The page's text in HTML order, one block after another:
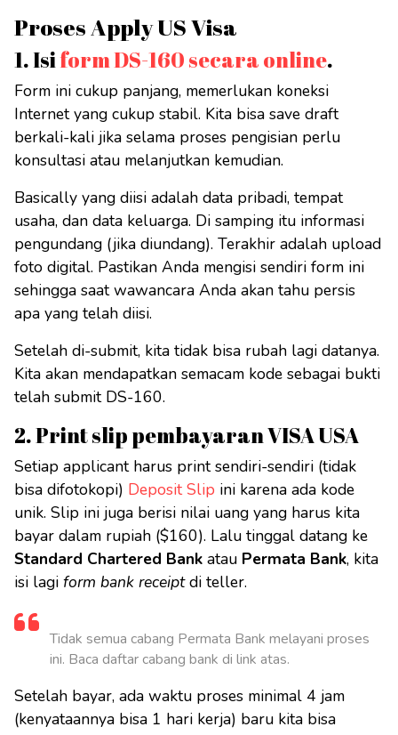
Proses Apply US Visa
1. Isiform DS-160 secara online.
Form ini cukup panjang, memerlukan koneksi
Internet yang cukup stabil. Kita bisa save draft
berkali-kali jika selama proses pengisian perlu
konsultasi atau melanjutkan kemudian.
Basically yang diisi adalah data pribadi, tempat
usaha, dan data keluarga. Di samping itu informasi
pengundang (jika diundang). Terakhir adalah upload
foto digital. Pastikan Anda mengisi sendiri form ini
sehingga saat wawancara Anda akan tahu persis
apa yang telah diisi.
Setelah di-submit, kita tidak bisa rubah lagi datanya.
Kita akan mendapatkan semacam kode sebagai bukti
telah submit DS-160.
2. Print slip pembayaran VISA USA
Setiap applicant harus print sendiri-sendiri (tidak
bisa difotokopi) Deposit Slip ini karena ada kode
unik. Slip ini juga berisi nilai uang yang harus kita
bayar dalam rupiah ($160). Lalu tinggal datang ke
Standard Chartered Bank atau Permata Bank, kita
isi lagi form bank receiptdi teller.
Tidak semua cabang Permata Bank melayani proses
ini. Baca daftar cabang bank di link atas.
Setelah bayar, ada waktu proses minimal 4 jam
(kenyataannya bisa 1 hari kerja) baru kita bisa